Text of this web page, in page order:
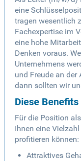
eine
tragen wesentlich
Fachexpertise im
eine hohe
Denken voraus.
Unternehmens
und Freude an der
dann sollten wir
Diese
Für die Position
Ihnen eine
profitieren können:
Attraktives